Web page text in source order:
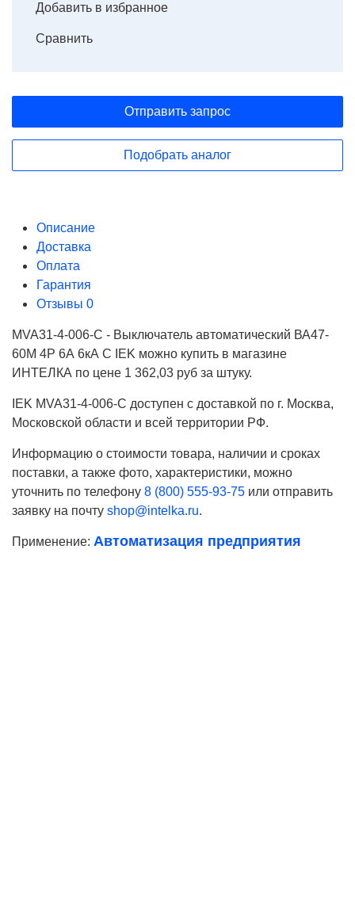
Добавить в избранное
Сравнить
Отправить запрос
Подобрать аналог
Описание
Доставка
Оплата
Гарантия
Отзывы 0
MVA31-4-006-C - Выключатель автоматический ВА47-
60M 4Р 6А 6кА С IEK можно купить в магазине
ИНТЕЛКА по цене 1 362,03 руб за штуку.
IEK MVA31-4-006-C доступен с доставкой по г. Москва,
Московской области и всей территории РФ.
Информацию о стоимости товара, наличии и сроках
поставки, а также фото, характеристики, можно
уточнить по телефону 8 (800) 555-93-75 или отправить
заявку на почту shop@intelka.ru.
Применение: Автоматизация предприятия
Ваше имя